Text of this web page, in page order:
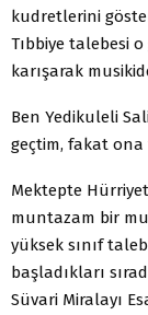
kudretlerini
Tıbbiye talebesi
karışarak
Ben Yedikuleli
geçtim, fakat ona
Mektepte
muntazam bir
yüksek sınıf
başladıkları
Süvari Miralayı